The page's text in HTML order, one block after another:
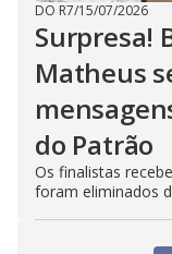
DO R7/15/07/2026
Surpresa!
Matheus
do Patrão
Os finalistas
foram eliminados